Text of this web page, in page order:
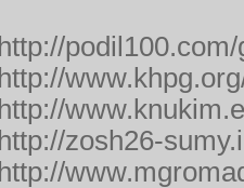
http://
http://
http://
http://zosh26-
http://